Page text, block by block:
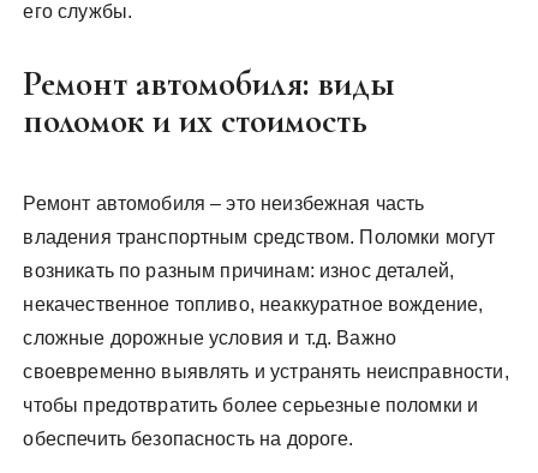
его службы.
Ремонт автомобиля: виды
поломок и их стоимость
Ремонт автомобиля – это неизбежная часть
владения транспортным средством. Поломки могут
возникать по разным причинам: износ деталей,
некачественное топливо, неаккуратное вождение,
сложные дорожные условия и т.д. Важно
своевременно выявлять и устранять неисправности,
чтобы предотвратить более серьезные поломки и
обеспечить безопасность на дороге.